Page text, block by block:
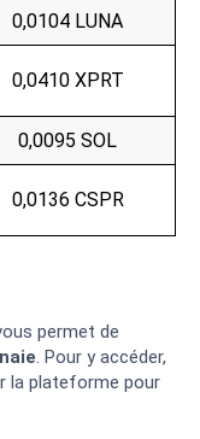
0,0104 LUNA
0,0410 XPRT
0,0095 SOL
0,0136 CSPR
permet de
. Pour y accéder,
la plateforme pour